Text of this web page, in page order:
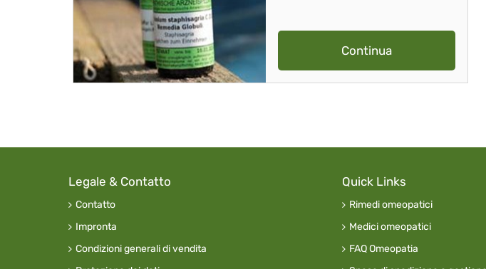
Continua
Legale & Contatto
Contatto
Impronta
Condizioni generali di vendita
Quick Links
Rimedi omeopatici
Medici omeopatici
FAQ Omeopatia